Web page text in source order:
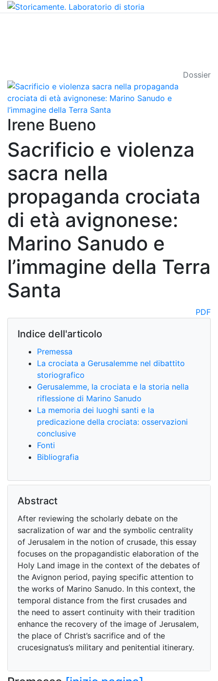
Dossier
Irene Bueno
Sacrificio e violenza
sacra nella
propaganda crociata
di età avignonese:
Marino Sanudo e
l’immagine della Terra
Santa
PDF
Indice dell'articolo
Premessa
La crociata a Gerusalemme nel dibattito
storiografico
Gerusalemme, la crociata e la storia nella
riflessione di Marino Sanudo
La memoria dei luoghi santi e la
predicazione della crociata: osservazioni
conclusive
Fonti
Bibliografia
Abstract
After reviewing the scholarly debate on the
sacralization of war and the symbolic centrality
of Jerusalem in the notion of crusade, this essay
focuses on the propagandistic elaboration of the
Holy Land image in the context of the debates of
the Avignon period, paying specific attention to
the works of Marino Sanudo. In this context, the
temporal distance from the first crusades and
the need to assert continuity with their tradition
enhance the recovery of the image of Jerusalem,
the place of Christ’s sacrifice and of the
crucesignatus’s military and penitential itinerary.